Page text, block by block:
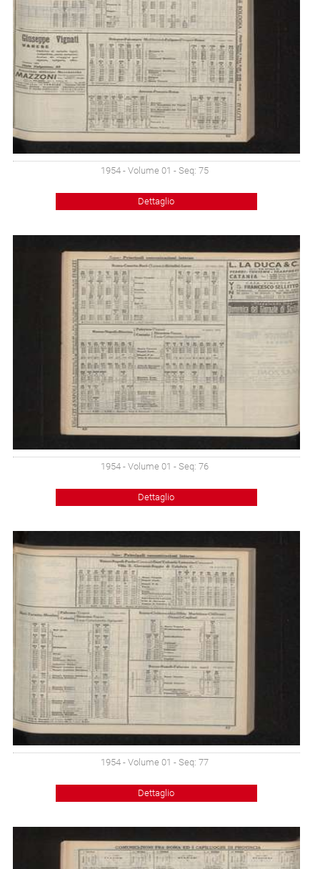
1954 - Volume 01 - Seq: 75
Dettaglio
1954 - Volume 01 - Seq: 76
Dettaglio
1954 - Volume 01 - Seq: 77
Dettaglio